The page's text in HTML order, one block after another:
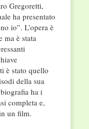
Gregoretti,
ha presentato
io”. L’opera è
ma è stata
è stato quello
della sua
ha i
completa e,
un film.